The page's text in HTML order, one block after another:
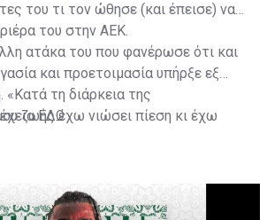
του τι τον ώθησε (και έπεισε) να
του στην ΑΕΚ.
ατάκα του που φανέρωσε ότι και
και προετοιμασία υπήρξε εξ
«Κατά τη διάρκεια της
ζωής έχω νιώσει πίεση κι έχω
ΕΔΩ